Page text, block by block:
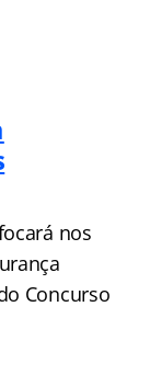
nos
Concurso